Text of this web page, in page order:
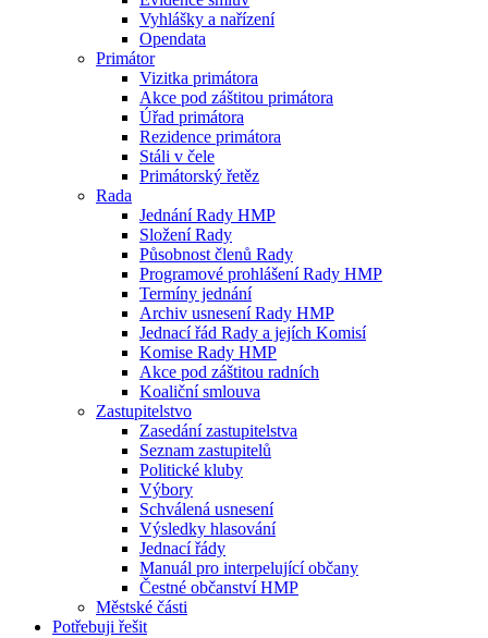
Vyhlášky a nařízení
Opendata
Primátor
Vizitka primátora
Akce pod záštitou primátora
Úřad primátora
Rezidence primátora
Stáli v čele
Primátorský řetěz
Rada
Jednání Rady HMP
Složení Rady
Působnost členů Rady
Programové prohlášení Rady HMP
Termíny jednání
Archiv usnesení Rady HMP
Jednací řád Rady a jejích Komisí
Komise Rady HMP
Akce pod záštitou radních
Koaliční smlouva
Zastupitelstvo
Zasedání zastupitelstva
Seznam zastupitelů
Politické kluby
Výbory
Schválená usnesení
Výsledky hlasování
Jednací řády
Manuál pro interpelující občany
Čestné občanství HMP
Městské části
Potřebuji řešit